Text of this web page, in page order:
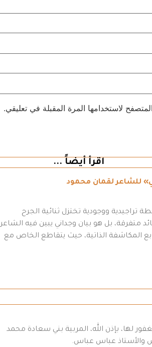
لاستخدامها المرة المقبلة في تعليقي.
اقرأ أيضاً ...
للشاعر لقمان محمود
ووجودية تختزل ثنائية الجرح
بل هو بيان وجداني يبين فيه الشاعر
المكاشفة الذاتية، حيث يتقاطع الخاص مع
لها، بإذن الله، المربية بني سعادة محمد
والأستاذ عباس عباس.